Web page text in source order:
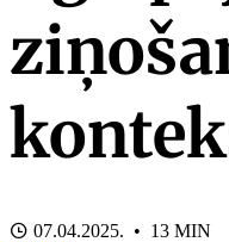
07.04.2025. • 13 MIN